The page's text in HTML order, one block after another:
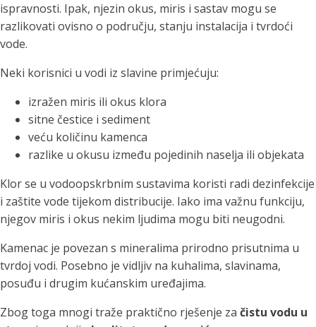
ispravnosti. Ipak, njezin okus, miris i sastav mogu se
razlikovati ovisno o području, stanju instalacija i tvrdoći
vode.
Neki korisnici u vodi iz slavine primjećuju:
izražen miris ili okus klora
sitne čestice i sediment
veću količinu kamenca
razlike u okusu između pojedinih naselja ili objekata
Klor se u vodoopskrbnim sustavima koristi radi dezinfekcije
i zaštite vode tijekom distribucije. Iako ima važnu funkciju,
njegov miris i okus nekim ljudima mogu biti neugodni.
Kamenac je povezan s mineralima prirodno prisutnima u
tvrdoj vodi. Posebno je vidljiv na kuhalima, slavinama,
posuđu i drugim kućanskim uređajima.
Zbog toga mnogi traže praktično rješenje za čistu vodu u